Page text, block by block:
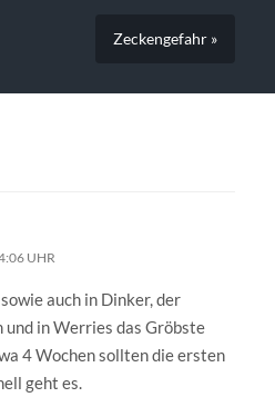
Zeckengefahr »
UHR
auch in Dinker, der
und in Werries das Gröbste
4 Wochen sollten die ersten
geht es.